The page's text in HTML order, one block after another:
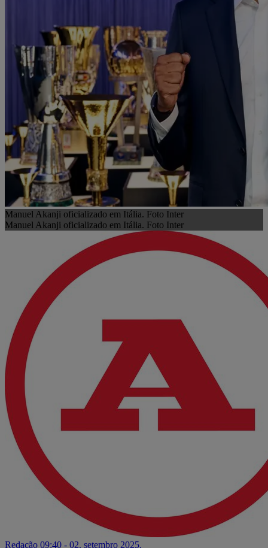
Manuel Akanji oficializado em Itália. Foto Inter
Manuel Akanji oficializado em Itália. Foto Inter
Redação 09:40 - 02. setembro 2025.